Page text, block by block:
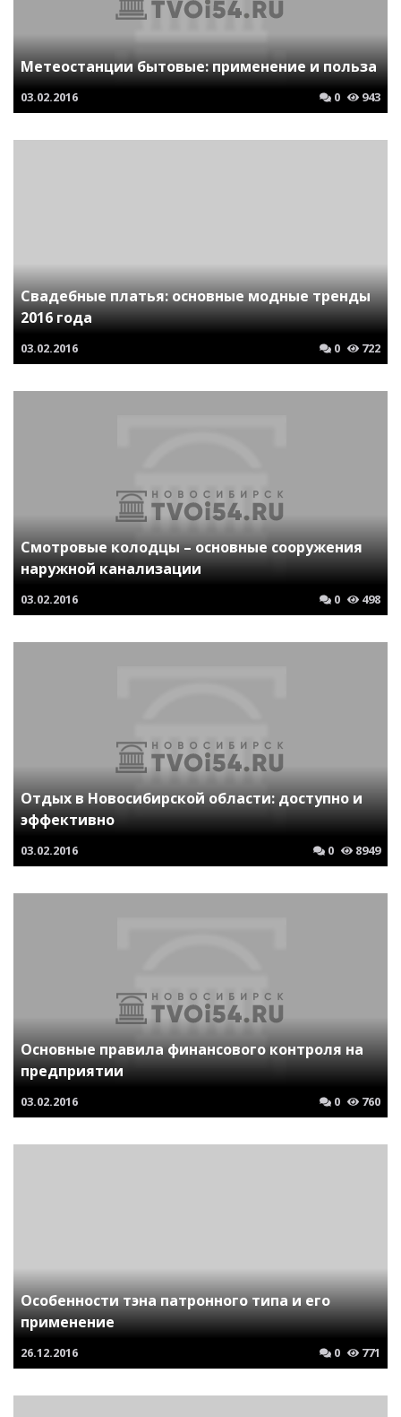
Метеостанции бытовые: применение и польза
03.02.2016 0 943
Свадебные платья: основные модные тренды
2016 года
03.02.2016 0 722
Смотровые колодцы – основные сооружения
наружной канализации
03.02.2016 0 498
Отдых в Новосибирской области: доступно и
эффективно
03.02.2016 0 8949
Основные правила финансового контроля на
предприятии
03.02.2016 0 760
Особенности тэна патронного типа и его
применение
26.12.2016 0 771